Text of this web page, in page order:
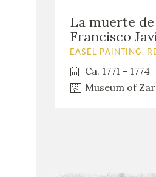
La muerte de
Francisco
EASEL PAINTING.
Ca. 1771 - 1774
Museum of